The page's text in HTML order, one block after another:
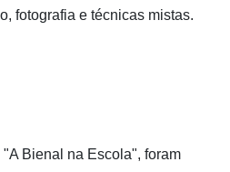
fotografia e técnicas mistas.
Bienal na Escola", foram